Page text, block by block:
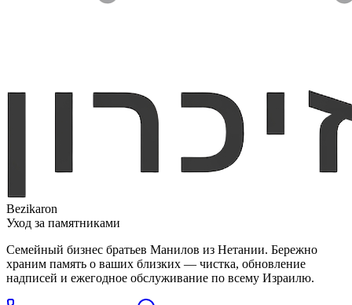
Bezikaron
Уход за памятниками
Семейный бизнес братьев Манилов из Нетании. Бережно
храним память о ваших близких — чистка, обновление
надписей и ежегодное обслуживание по всему Израилю.